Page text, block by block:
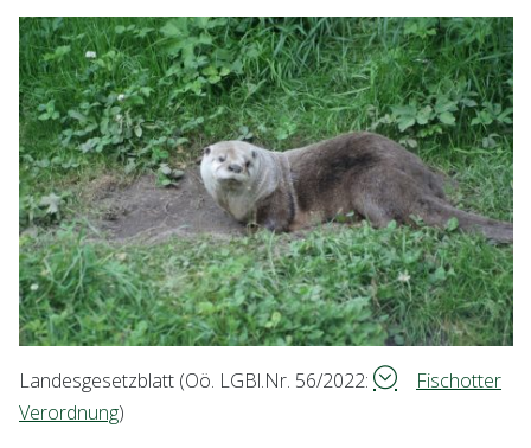
Landesgesetzblatt (Oö. LGBl.Nr. 56/2022:
Fischotter
Verordnung)